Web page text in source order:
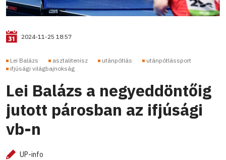
2024-11-25 18:57
Lei Balázs asztalitenisz utánpótlás
utánpótlássport
ifjúsági világbajnokság
Lei Balázs a negyeddöntőig
jutott párosban az ifjúsági
vb-n
UP-info